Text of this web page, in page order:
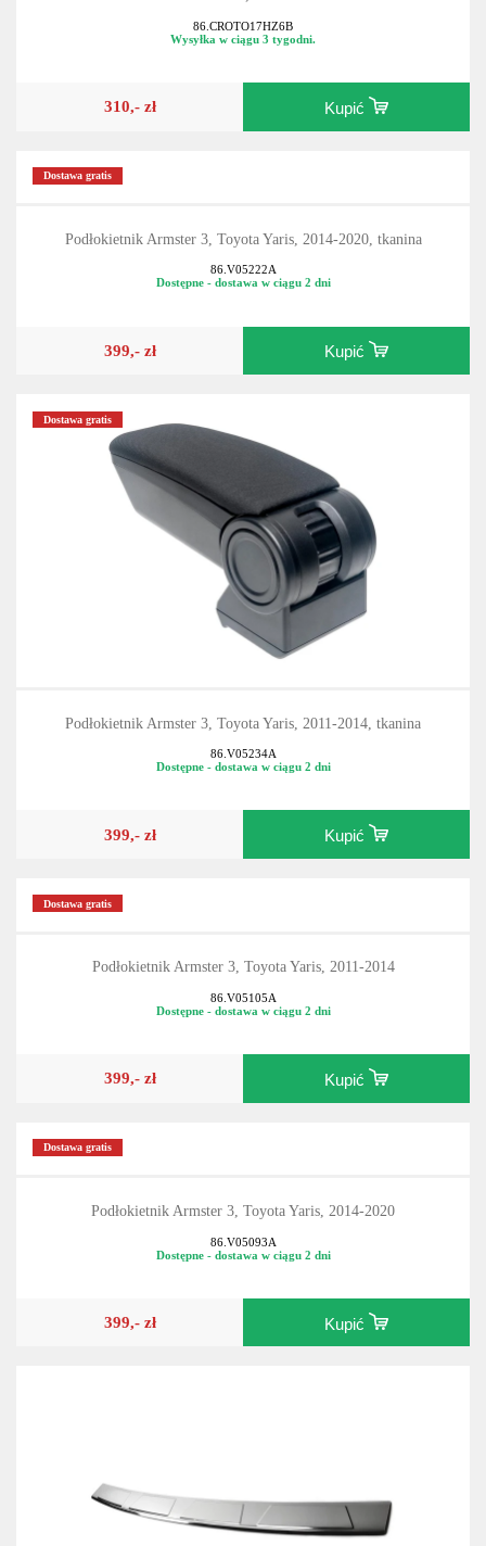
86.CROTO17HZ6B
Wysyłka w ciągu 3 tygodni.
310,- zł Kupić
Dostawa gratis
Podłokietnik Armster 3, Toyota Yaris, 2014-2020, tkanina
86.V05222A
Dostępne - dostawa w ciągu 2 dni
399,- zł Kupić
Dostawa gratis
Podłokietnik Armster 3, Toyota Yaris, 2011-2014, tkanina
86.V05234A
Dostępne - dostawa w ciągu 2 dni
399,- zł Kupić
Dostawa gratis
Podłokietnik Armster 3, Toyota Yaris, 2011-2014
86.V05105A
Dostępne - dostawa w ciągu 2 dni
399,- zł Kupić
Dostawa gratis
Podłokietnik Armster 3, Toyota Yaris, 2014-2020
86.V05093A
Dostępne - dostawa w ciągu 2 dni
399,- zł Kupić